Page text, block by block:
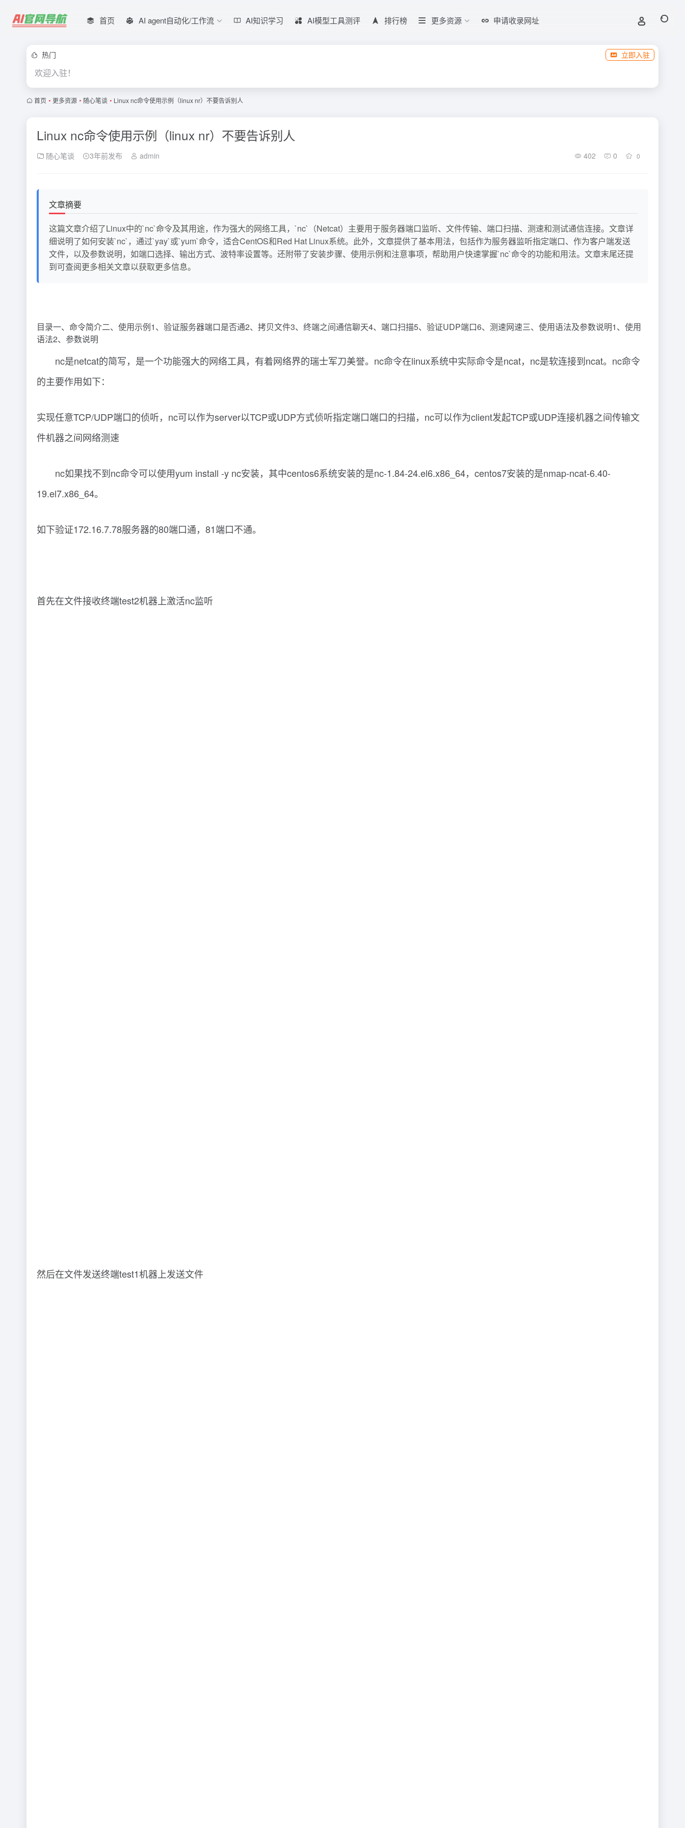
首页 AI agent自动化/工作流 AI知识学习 AI模型工具测评 排行榜 更多资源 申请收录网址
热门 立即入驻
欢迎入驻！
首页 • 更多资源 • 随心笔谈 • Linux nc命令使用示例（linux nr）不要告诉别人
Linux nc命令使用示例（linux nr）不要告诉别人
随心笔谈 3年前发布 admin 402 0 0
文章摘要
这篇文章介绍了Linux中的`nc`命令及其用途，作为强大的网络工具，`nc`（Netcat）主要用于服务器端口监听、文件传输、端口扫描、测速和测试通信连接。文章详
细说明了如何安装`nc`，通过`yay`或`yum`命令，适合CentOS和Red Hat Linux系统。此外，文章提供了基本用法，包括作为服务器监听指定端口、作为客户端发送
文件，以及参数说明，如端口选择、输出方式、波特率设置等。还附带了安装步骤、使用示例和注意事项，帮助用户快速掌握`nc`命令的功能和用法。文章末尾还提
到可查阅更多相关文章以获取更多信息。
目录一、命令简介二、使用示例1、验证服务器端口是否通2、拷贝文件3、终端之间通信聊天4、端口扫描5、验证UDP端口6、测速网速三、使用语法及参数说明1、使用
语法2、参数说明
nc是netcat的简写，是一个功能强大的网络工具，有着网络界的瑞士军刀美誉。nc命令在linux系统中实际命令是ncat，nc是软连接到ncat。nc命令
的主要作用如下：
实现任意TCP/UDP端口的侦听，nc可以作为server以TCP或UDP方式侦听指定端口端口的扫描，nc可以作为client发起TCP或UDP连接机器之间传输文
件机器之间网络测速
nc如果找不到nc命令可以使用yum install -y nc安装，其中centos6系统安装的是nc-1.84-24.el6.x86_64，centos7安装的是nmap-ncat-6.40-
19.el7.x86_64。
如下验证172.16.7.78服务器的80端口通，81端口不通。
首先在文件接收终端test2机器上激活nc监听
然后在文件发送终端test1机器上发送文件